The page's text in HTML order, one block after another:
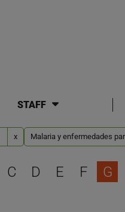
STAFF
x Malaria y enfermedades
C D E F G